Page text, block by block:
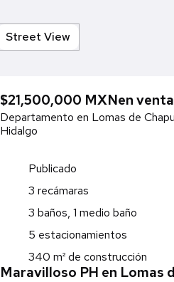
Street View
$21,500,000 MXNen venta
Departamento en Lomas de
Hidalgo
Publicado
3 recámaras
3 baños, 1 medio baño
5 estacionamientos
340 m² de construcción
Maravilloso PH en Lomas